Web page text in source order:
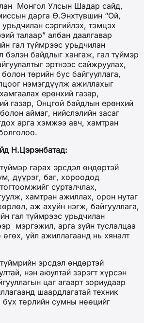
Монгол Улсын Шадар сайд,
дарга Ө.Энхтүвшин “Ой,
сэргийлэх, тэмцэх
талаар” албан даалгавар
гал түймрээс урьдчилан
бэлэн байдлыг хангаж, гал түймэр
эртнээс сайжруулах,
төрийн бус байгууллага,
нэмэгдүүлж ажиллахыг
ерөнхий газар,
газар, Онцгой байдлын ерөнхий
аймаг, нийслэлийн засаг
арга хэмжээ авч, хамтран
Н.Цэрэнбатад:
гарах эрсдэл өндөртэй
дүүрэг, баг, хороодод
сурталчлах,
хамтран ажиллах, орон нутаг
аж ахуйн нэгж, байгууллага,
гал түймрээс урьдчилан
мэргэжил, арга зүйн туслалцаа
өгөх, үйл ажиллагаанд нь хяналт
эрсдэл өндөртэй
нэн аюултай зэрэгт хүрсэн
цаг агаарт зориудаар
шаардлагатай техник
төрлийн сумны нөөцийг